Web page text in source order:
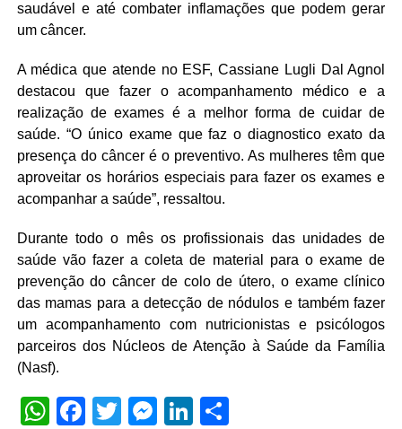
saudável e até combater inflamações que podem gerar
um câncer.
A médica que atende no ESF, Cassiane Lugli Dal Agnol
destacou que fazer o acompanhamento médico e a
realização de exames é a melhor forma de cuidar de
saúde. “O único exame que faz o diagnostico exato da
presença do câncer é o preventivo. As mulheres têm que
aproveitar os horários especiais para fazer os exames e
acompanhar a saúde”, ressaltou.
Durante todo o mês os profissionais das unidades de
saúde vão fazer a coleta de material para o exame de
prevenção do câncer de colo de útero, o exame clínico
das mamas para a detecção de nódulos e também fazer
um acompanhamento com nutricionistas e psicólogos
parceiros dos Núcleos de Atenção à Saúde da Família
(Nasf).
WhatsApp
Facebook
TwitterMessenger
LinkedIn